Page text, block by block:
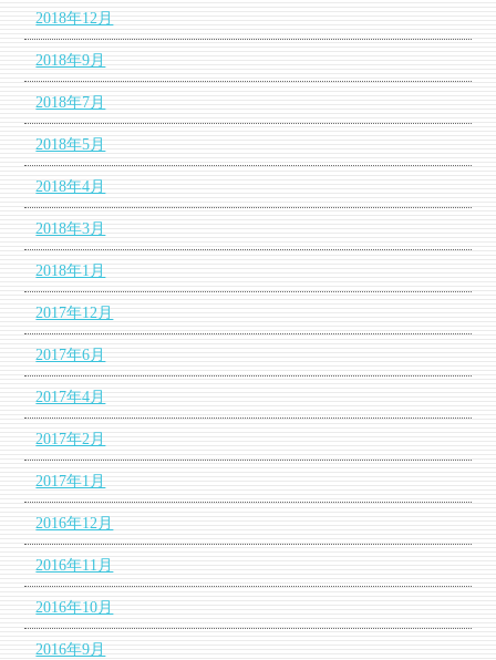
2018年12月
2018年9月
2018年7月
2018年5月
2018年4月
2018年3月
2018年1月
2017年12月
2017年6月
2017年4月
2017年2月
2017年1月
2016年12月
2016年11月
2016年10月
2016年9月